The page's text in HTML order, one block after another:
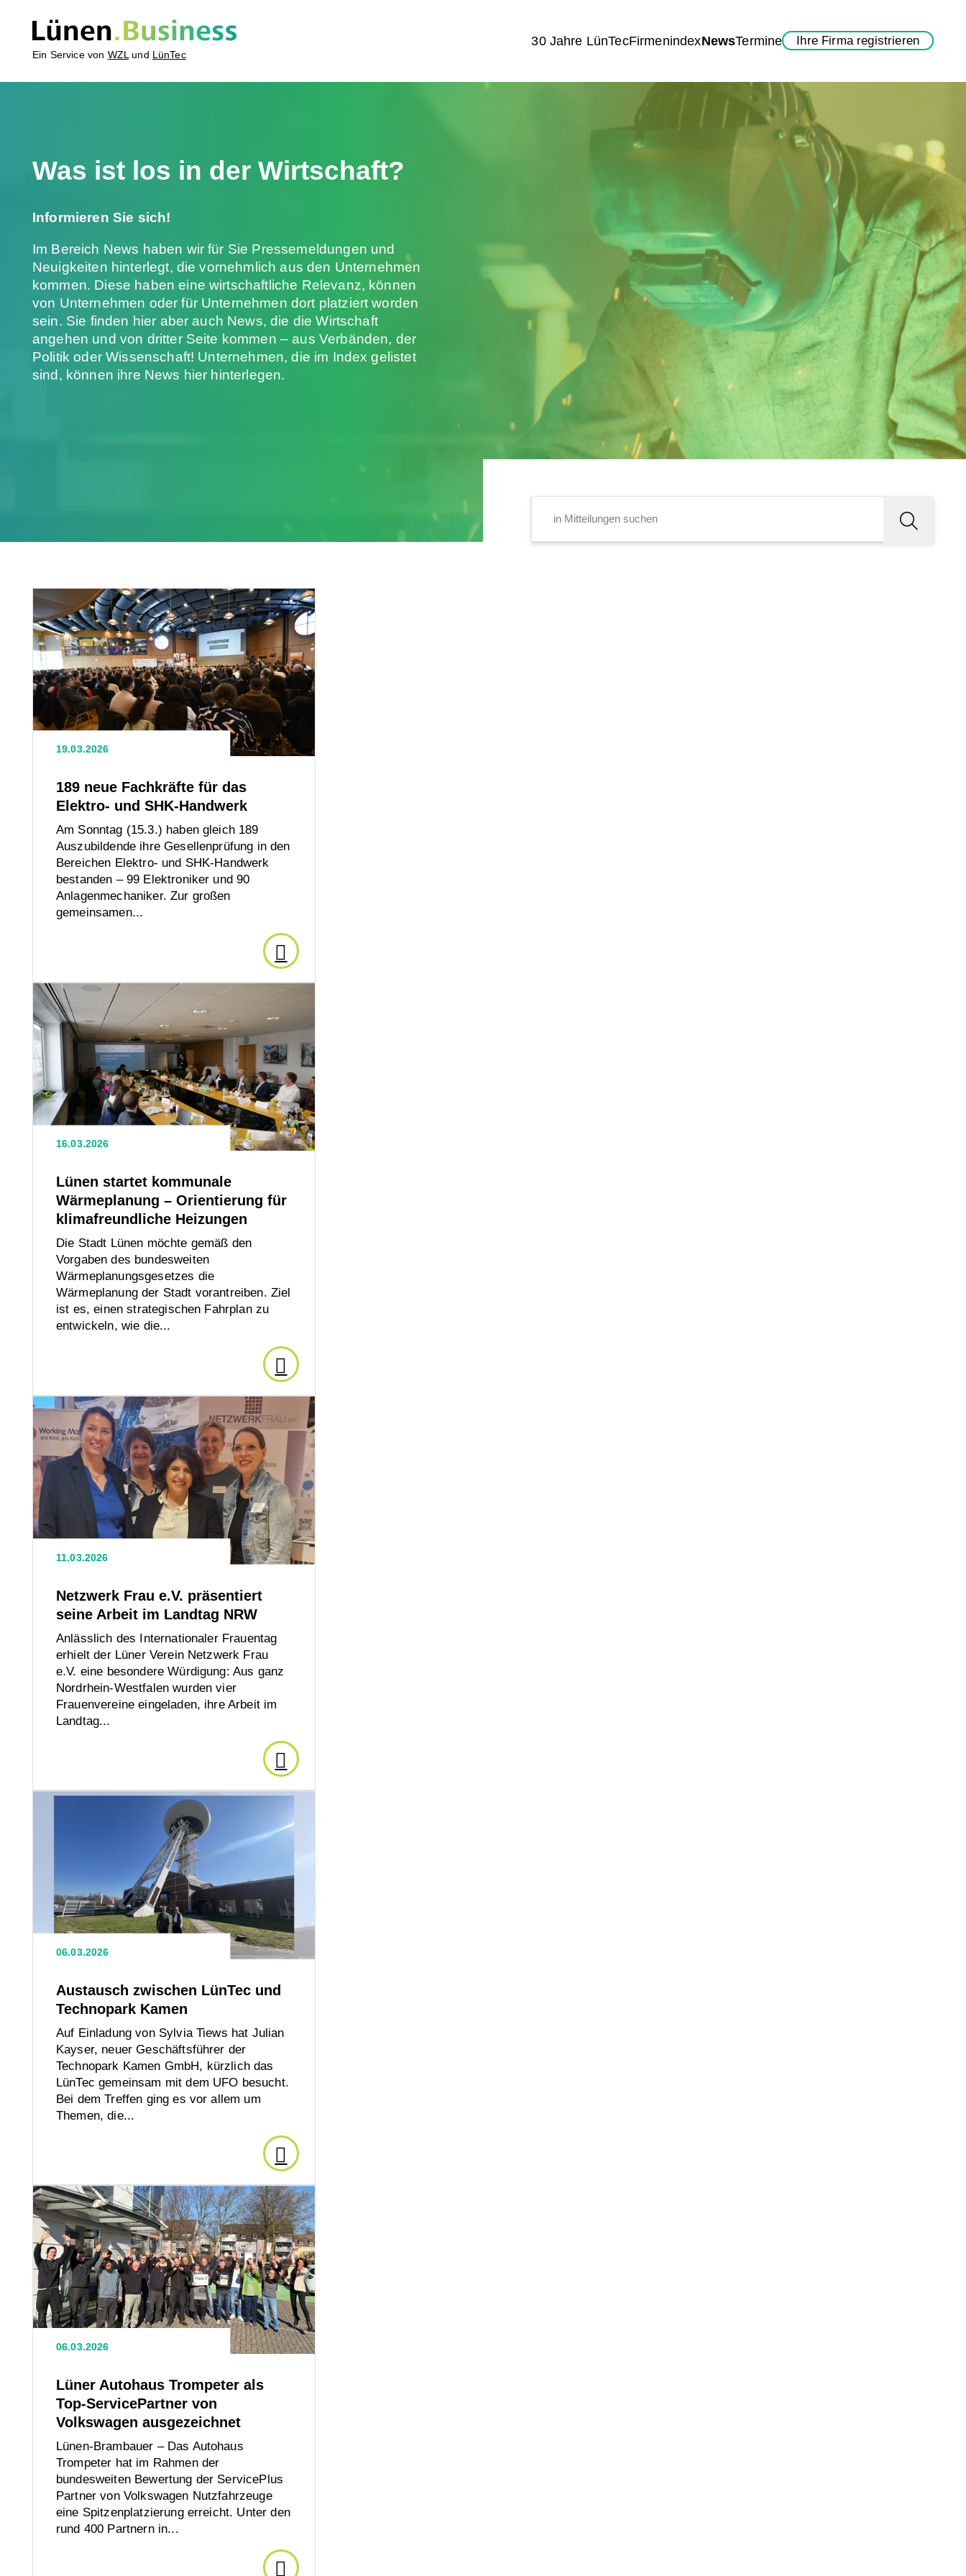
Ein Service von WZL und LünTec
30 Jahre LünTecFirmenindexNewsTermine Ihre Firma registrieren
Was ist los in der Wirtschaft?
Informieren Sie sich!
Im Bereich News haben wir für Sie Pressemeldungen und
Neuigkeiten hinterlegt, die vornehmlich aus den Unternehmen
kommen. Diese haben eine wirtschaftliche Relevanz, können
von Unternehmen oder für Unternehmen dort platziert worden
sein. Sie finden hier aber auch News, die die Wirtschaft
angehen und von dritter Seite kommen – aus Verbänden, der
Politik oder Wissenschaft! Unternehmen, die im Index gelistet
sind, können ihre News hier hinterlegen.
19.03.2026
189 neue Fachkräfte für das
Elektro- und SHK-Handwerk
Am Sonntag (15.3.) haben gleich 189
Auszubildende ihre Gesellenprüfung in den
Bereichen Elektro- und SHK-Handwerk
bestanden – 99 Elektroniker und 90
Anlagenmechaniker. Zur großen
gemeinsamen...
Den
Artikel
189
neue
Fachkräfte
das
Handwerk
Den
Artikel
lesen:
189
neue
Fachkräfte
das
Handwerk
16.03.2026
Lünen startet kommunale
Wärmeplanung – Orientierung für
klimafreundliche Heizungen
Die Stadt Lünen möchte gemäß den
Vorgaben des bundesweiten
Wärmeplanungsgesetzes die
Wärmeplanung der Stadt vorantreiben. Ziel
ist es, einen strategischen Fahrplan zu
entwickeln, wie die...
Den
Artikel
lesen:
Lünen
startet
kommunale
Heizungen
Den
Artikel
lesen:
Lünen
startet
kommunale
Wärmeplanung
–
Heizungen
11.03.2026
Netzwerk Frau e.V. präsentiert
seine Arbeit im Landtag NRW
Anlässlich des Internationaler Frauentag
erhielt der Lüner Verein Netzwerk Frau
e.V. eine besondere Würdigung: Aus ganz
Nordrhein-Westfalen wurden vier
Frauenvereine eingeladen, ihre Arbeit im
Landtag...
Den
Artikel
lesen:
Frau
e.V.
im
NRW
Den
lesen:
Netzwerk
Frau
e.V.
präsentiert
seine
NRW
06.03.2026
Austausch zwischen LünTec und
Technopark Kamen
Auf Einladung von Sylvia Tiews hat Julian
Kayser, neuer Geschäftsführer der
Technopark Kamen GmbH, kürzlich das
LünTec gemeinsam mit dem UFO besucht.
Bei dem Treffen ging es vor allem um
Themen, die...
Den
Artikel
lesen:
Austausch
zwischen
LünTec
Den
LünTec
und
Technopark
06.03.2026
Lüner Autohaus Trompeter als
Top-ServicePartner von
Volkswagen ausgezeichnet
Lünen-Brambauer – Das Autohaus
Trompeter hat im Rahmen der
bundesweiten Bewertung der ServicePlus
Partner von Volkswagen Nutzfahrzeuge
eine Spitzenplatzierung erreicht. Unter den
rund 400 Partnern in...
Den
Den
Artikel
lesen:
Lüner
Autohaus
Trompeter
als
Top-
ausgezeichnet